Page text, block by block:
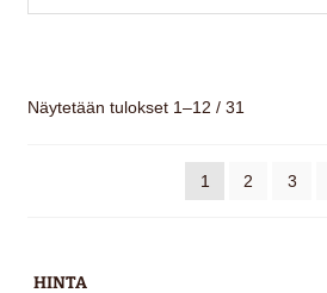
Näytetään tulokset 1–12 / 31
1 2 3
HINTA